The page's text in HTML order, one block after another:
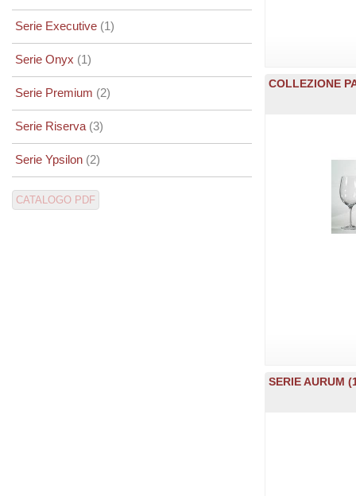
Serie Executive (1)
Serie Onyx (1)
Serie Premium (2)
Serie Riserva (3)
Serie Ypsilon (2)
COLLEZIONE
SERIE AURUM